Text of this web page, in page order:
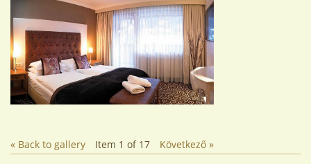
« Back to gallery Item 1 of 17 Következő »